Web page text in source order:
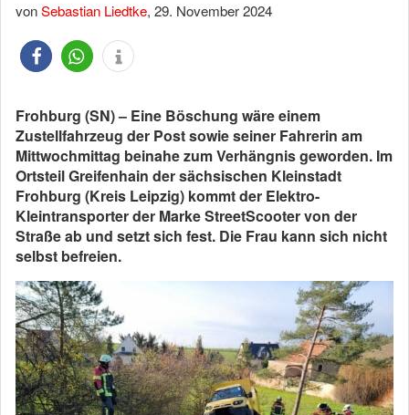
vonSebastian Liedtke, 29. November 2024
Frohburg (SN) – Eine Böschung wäre einem
Zustellfahrzeug der Post sowie seiner Fahrerin am
Mittwochmittag beinahe zum Verhängnis geworden. Im
Ortsteil Greifenhain der sächsischen Kleinstadt
Frohburg (Kreis Leipzig) kommt der Elektro-
Kleintransporter der Marke StreetScooter von der
Straße ab und setzt sich fest. Die Frau kann sich nicht
selbst befreien.